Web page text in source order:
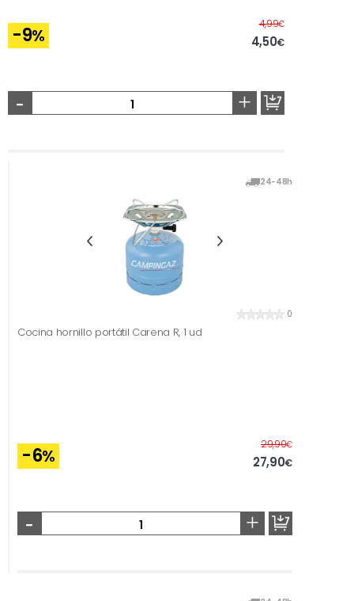
-9%
4,99€Before
4,50€
- +
24-48h
0
Cocina hornillo portátil Carena R, 1 ud
-6%
29,90€Before
27,90€
- +